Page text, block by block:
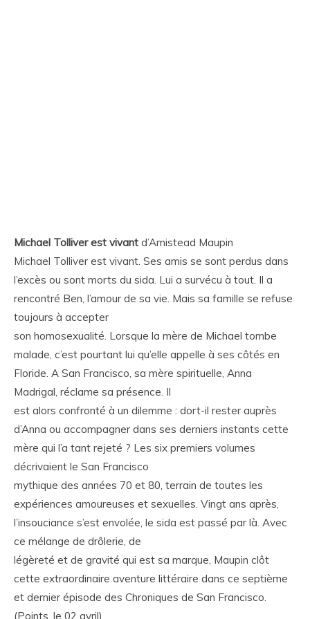
Michael Tolliver est vivant d’Amistead Maupin
Michael Tolliver est vivant. Ses amis se sont perdus dans
l’excès ou sont morts du sida. Lui a survécu à tout. Il a
rencontré Ben, l’amour de sa vie. Mais sa famille se refuse
toujours à accepter
son homosexualité. Lorsque la mère de Michael tombe
malade, c’est pourtant lui qu’elle appelle à ses côtés en
Floride. A San Francisco, sa mère spirituelle, Anna
Madrigal, réclame sa présence. Il
est alors confronté à un dilemme : dort-il rester auprès
d’Anna ou accompagner dans ses derniers instants cette
mère qui l’a tant rejeté ? Les six premiers volumes
décrivaient le San Francisco
mythique des années 70 et 80, terrain de toutes les
expériences amoureuses et sexuelles. Vingt ans après,
l’insouciance s’est envolée, le sida est passé par là. Avec
ce mélange de drôlerie, de
légèreté et de gravité qui est sa marque, Maupin clôt
cette extraordinaire aventure littéraire dans ce septième
et dernier épisode des Chroniques de San Francisco.
(Points, le 02 avril)